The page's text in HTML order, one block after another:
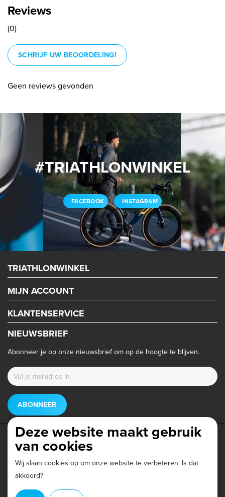
Reviews
(0)
SCHRIJF UW BEOORDELING!
Geen reviews gevonden
#TRIATHLONWINKEL
FACEBOOK INSTAGRAM
TRIATHLONWINKEL
MIJN ACCOUNT
KLANTENSERVICE
NIEUWSBRIEF
Abonneer je op onze nieuwsbrief om op de hoogte te blijven.
ABONNEER
Privacy beleid
Deze website maakt gebruik
van cookies
Wij slaan cookies op om onze website te verbeteren. Is dat
akkoord?